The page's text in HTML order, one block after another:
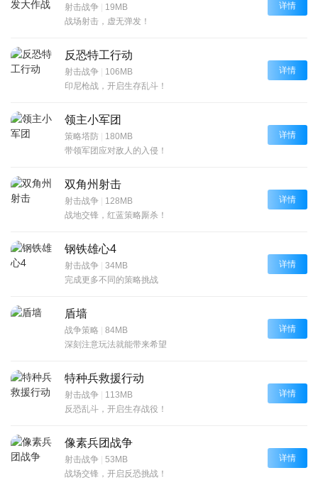
射击战争
19MB
战场射击，虚无弹发！
详情
反恐特工行动
射击战争
106MB
印尼枪战，开启生存乱斗！
详情
领主小军团
策略塔防
180MB
带领军团应对敌人的入侵！
详情
双角州射击
射击战争
128MB
战地交锋，红蓝策略厮杀！
详情
钢铁雄心4
射击战争
34MB
完成更多不同的策略挑战
详情
盾墙
战争策略
84MB
深刻注意玩法就能带来希望
详情
特种兵救援行动
射击战争
113MB
反恐乱斗，开启生存战役！
详情
像素兵团战争
射击战争
53MB
战场交锋，开启反恐挑战！
详情